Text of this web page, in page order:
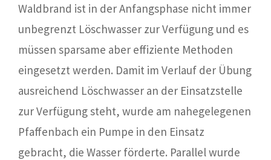
Waldbrand ist in der Anfangsphase nicht immer
unbegrenzt Löschwasser zur Verfügung und es
müssen sparsame aber effiziente Methoden
eingesetzt werden. Damit im Verlauf der Übung
ausreichend Löschwasser an der Einsatzstelle
zur Verfügung steht, wurde am nahegelegenen
Pfaffenbach ein Pumpe in den Einsatz
gebracht, die Wasser förderte. Parallel wurde